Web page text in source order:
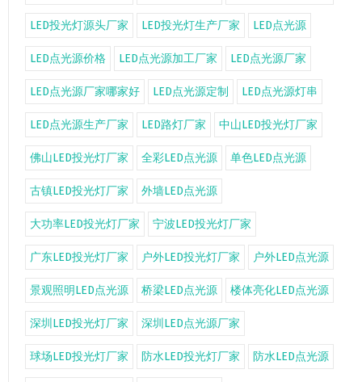
LED投光灯源头厂家 LED投光灯生产厂家 LED点光源
LED点光源价格 LED点光源加工厂家 LED点光源厂家
LED点光源厂家哪家好 LED点光源定制 LED点光源灯串
LED点光源生产厂家 LED路灯厂家 中山LED投光灯厂家
佛山LED投光灯厂家 全彩LED点光源 单色LED点光源
古镇LED投光灯厂家 外墙LED点光源
大功率LED投光灯厂家 宁波LED投光灯厂家
广东LED投光灯厂家 户外LED投光灯厂家 户外LED点光源
景观照明LED点光源 桥梁LED点光源 楼体亮化LED点光源
深圳LED投光灯厂家 深圳LED点光源厂家
球场LED投光灯厂家 防水LED投光灯厂家 防水LED点光源